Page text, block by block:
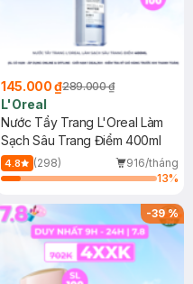
145.000 ₫289.000 ₫
L'Oreal
Nước Tẩy Trang L'Oreal Làm
Sạch Sâu Trang Điểm 400ml
4.8 (298)
916/tháng
13%
-39%